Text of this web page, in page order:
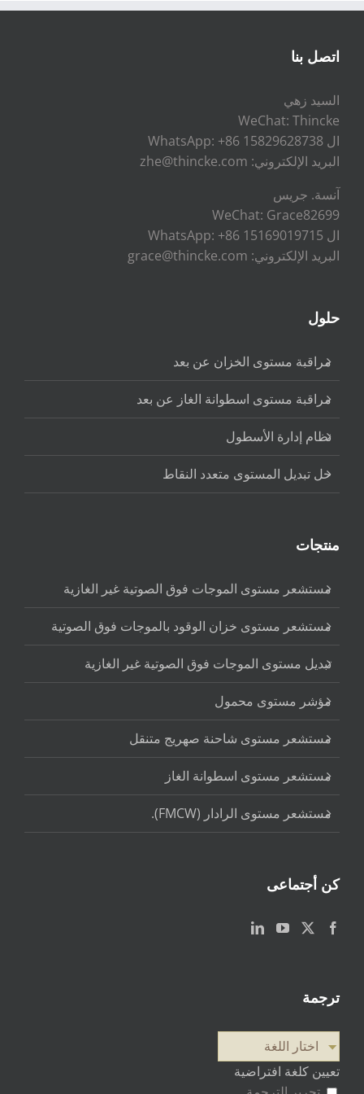
اتصل بنا
السيد زهي
WeChat: Thincke
ال WhatsApp: +86 15829628738
البريد الإلكتروني: zhe@thincke.com
آنسة. جريس
WeChat: Grace82699
ال WhatsApp: +86 15169019715
البريد الإلكتروني: grace@thincke.com
حلول
مراقبة مستوى الخزان عن بعد
مراقبة مستوى اسطوانة الغاز عن بعد
نظام إدارة الأسطول
حل تبديل المستوى متعدد النقاط
منتجات
مستشعر مستوى الموجات فوق الصوتية غير الغازية
مستشعر مستوى خزان الوقود بالموجات فوق الصوتية
تبديل مستوى الموجات فوق الصوتية غير الغازية
مؤشر مستوى محمول
مستشعر مستوى شاحنة صهريج متنقل
مستشعر مستوى اسطوانة الغاز
مستشعر مستوى الرادار (FMCW).
كن أجتماعى
ترجمة
اختار اللغة
تعيين كلغة افتراضية